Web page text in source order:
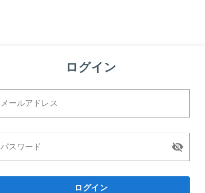
ログイン
メールアドレス
パスワード
ログイン